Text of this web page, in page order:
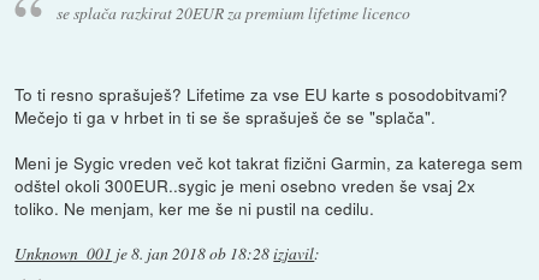
se splača razkirat 20EUR za premium lifetime licenco
To ti resno sprašuješ? Lifetime za vse EU karte s posodobitvami?
Mečejo ti ga v hrbet in ti se še sprašuješ če se "splača".
Meni je Sygic vreden več kot takrat fizični Garmin, za katerega sem
odštel okoli 300EUR..sygic je meni osebno vreden še vsaj 2x
toliko. Ne menjam, ker me še ni pustil na cedilu.
Unknown_001 je8. jan 2018 ob 18:28izjavil: